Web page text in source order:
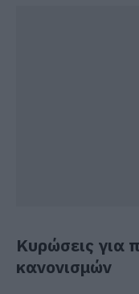
Κυρώσεις για
κανονισμών